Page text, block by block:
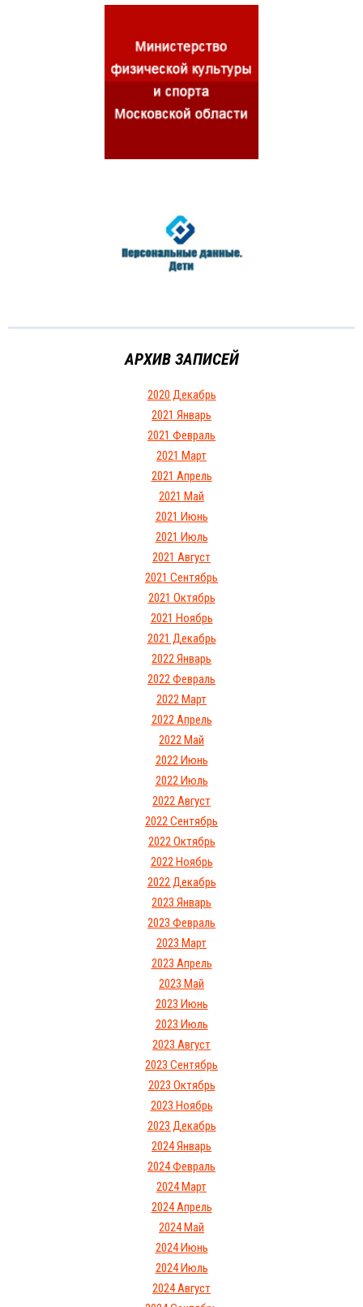
АРХИВ ЗАПИСЕЙ
2020 Декабрь
2021 Январь
2021 Февраль
2021 Март
2021 Апрель
2021 Май
2021 Июнь
2021 Июль
2021 Август
2021 Сентябрь
2021 Октябрь
2021 Ноябрь
2021 Декабрь
2022 Январь
2022 Февраль
2022 Март
2022 Апрель
2022 Май
2022 Июнь
2022 Июль
2022 Август
2022 Сентябрь
2022 Октябрь
2022 Ноябрь
2022 Декабрь
2023 Январь
2023 Февраль
2023 Март
2023 Апрель
2023 Май
2023 Июнь
2023 Июль
2023 Август
2023 Сентябрь
2023 Октябрь
2023 Ноябрь
2023 Декабрь
2024 Январь
2024 Февраль
2024 Март
2024 Апрель
2024 Май
2024 Июнь
2024 Июль
2024 Август